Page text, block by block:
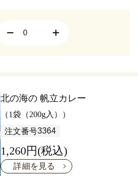
北の海の 帆立カレー
（1袋（200g入））
注文番号3364
1,260円(税込)
詳細を見る